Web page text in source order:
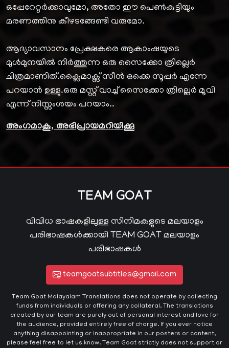
ഒപ്പേറേറ്റർക്കാവുമോ, അതോ ഈ പെൺകുട്ടിയും
മരണത്തിനു കീഴടങ്ങേണ്ടി വരുമോ.
ആദ്യാവസാനം പ്രേക്ഷകരെ ആകാംഷയുടെ
മുൾമുനയിൽ നിർത്തുന്ന ഒരു സൈക്കോ ത്രില്ലെർ
ചിത്രമാണിത്.ക്ലൈമാക്സ്‌ സീൻ ഒക്കെ സൂപ്പർ എന്നേ
പറയാൻ ഉള്ളു.ഒരു മസ്റ്റ്‌ വാച്ച് സൈക്കോ ത്രില്ലെർ മൂവി
എന്ന് നിസ്സംശയം പറയാം..
അംഗമാകൂ, അഭിപ്രായമറിയിക്കൂ
TEAM GOAT
വിവിധ ഭാഷകളിലുള്ള സിനിമകളുടെ മലയാളം
പരിഭാഷകൾക്കായി TEAM GOAT മലയാളം
പരിഭാഷകൾ
teamgoatsubtitles@gmail.com
Team Goat Malayalam Translations does not operate by collecting
funds from individuals or offering any collateral. The translations
created by our team are purely out of personal interest and love for
the audience, provided entirely free of charge. If you ever notice
anything disappointing or inappropriate in our posters or content,
please feel free to let us know. Team Goat strictly does not support or